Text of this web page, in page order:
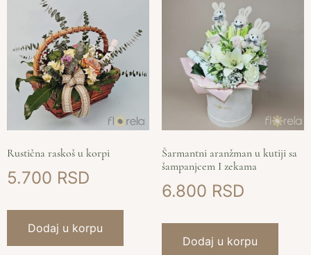
Rustična raskoš u korpi
5.700
Dodaj u korpu
Šarmantni aranžman u kutiji sa
šampanjcem I zekama
6.800
Dodaj u korpu